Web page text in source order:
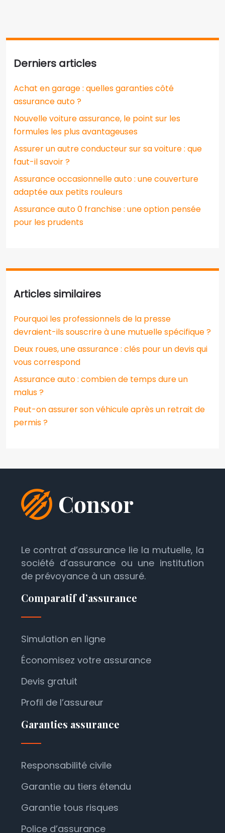
Derniers articles
Achat en garage : quelles garanties côté
assurance auto ?
Nouvelle voiture assurance, le point sur les
formules les plus avantageuses
Assurer un autre conducteur sur sa voiture : que
faut-il savoir ?
Assurance occasionnelle auto : une couverture
adaptée aux petits rouleurs
Assurance auto 0 franchise : une option pensée
pour les prudents
Articles similaires
Pourquoi les professionnels de la presse
devraient-ils souscrire à une mutuelle spécifique ?
Deux roues, une assurance : clés pour un devis qui
vous correspond
Assurance auto : combien de temps dure un
malus ?
Peut-on assurer son véhicule après un retrait de
permis ?
Le contrat d’assurance lie la mutuelle, la
société d’assurance ou une institution
de prévoyance à un assuré.
Comparatif d’assurance
Simulation en ligne
Économisez votre assurance
Devis gratuit
Profil de l’assureur
Garanties assurance
Responsabilité civile
Garantie au tiers étendu
Garantie tous risques
Police d’assurance